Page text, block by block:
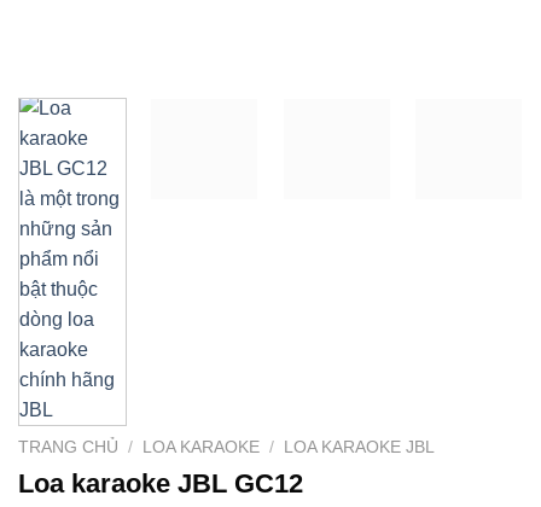
TRANG CHỦ / LOA KARAOKE / LOA KARAOKE JBL
Loa karaoke JBL GC12